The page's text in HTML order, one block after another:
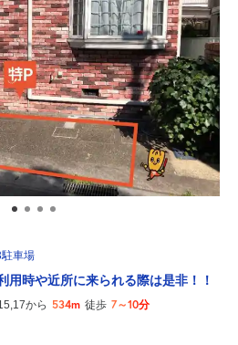
駐車場
用時や近所に来られる際は是非！！
から 534m 徒歩 7～10分